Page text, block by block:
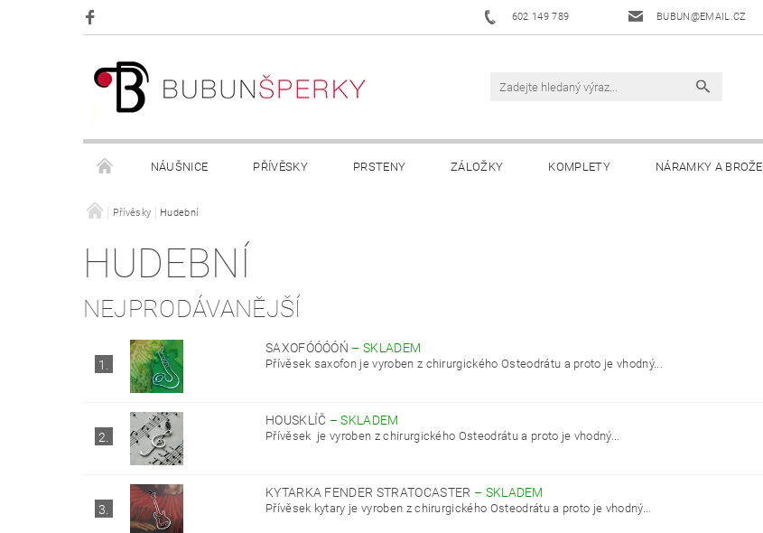
602 149 789 BUBUN@EMAIL.CZ
NÁUŠNICE PŘÍVĚSKY PRSTENY ZÁLOŽKY KOMPLETY NÁRAMKY A BROŽE
OBCHODNÍ PODMÍNKY
Přívěsky Hudební
HUDEBNÍ
NEJPRODÁVANĚJŠÍ
1.
SAXOFÓÓÓÓŃ –SKLADEM
Přívěsek saxofon je vyroben z chirurgického Osteodrátu a proto je vhodný...
2.
HOUSKLÍČ –SKLADEM
Přívěsek je vyroben z chirurgického Osteodrátu a proto je vhodný...
3.
KYTARKA FENDER STRATOCASTER – SKLADEM
Přívěsek kytary je vyroben z chirurgického Osteodrátu a proto je vhodný...